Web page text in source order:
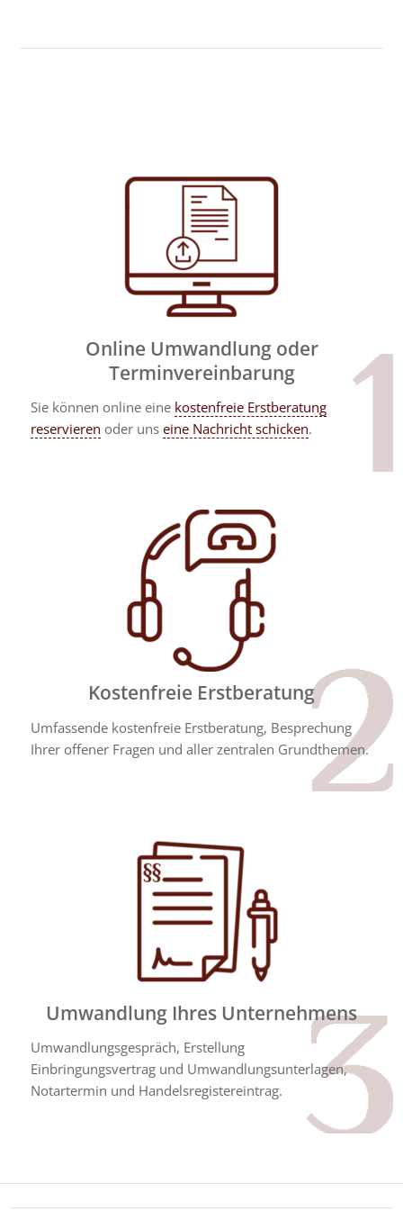
Online Umwandlung oder
Terminvereinbarung
Sie können online eine kostenfreie Erstberatung
reservieren oder uns eine Nachricht schicken.
Kostenfreie Erstberatung
Umfassende kostenfreie Erstberatung, Besprechung
Ihrer offener Fragen und aller zentralen Grundthemen.
Umwandlung Ihres Unternehmens
Umwandlungsgespräch, Erstellung
Einbringungsvertrag und Umwandlungsunterlagen,
Notartermin und Handelsregistereintrag.